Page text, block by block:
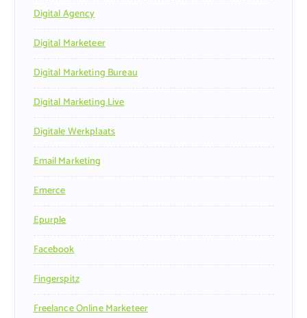
Digital Agency
Digital Marketeer
Digital Marketing Bureau
Digital Marketing Live
Digitale Werkplaats
Email Marketing
Emerce
Epurple
Facebook
Fingerspitz
Freelance Online Marketeer